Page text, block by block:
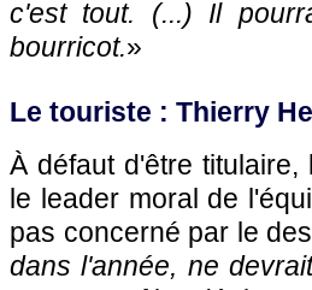
c'est tout. (...) Il
bourricot.»
Le touriste : Thierry
À défaut d'être
le leader moral de
pas concerné par le
dans l'année, ne